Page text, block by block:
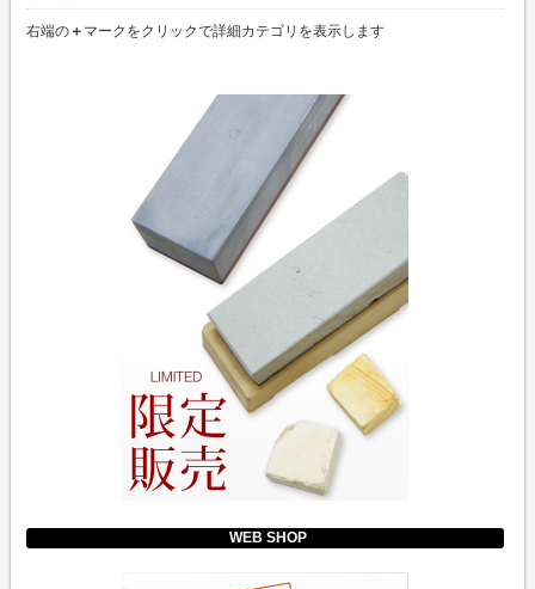
右端の ＋ マークをクリックで詳細カテゴリを表示します
WEB SHOP